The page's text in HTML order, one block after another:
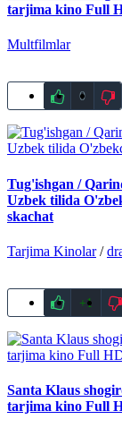
tarjima kino Full
Multfilmlar
0
Tug'ishgan /
Uzbek tilida
skachat
Tarjima Kinolar/
+1
Santa Klaus
tarjima kino Full